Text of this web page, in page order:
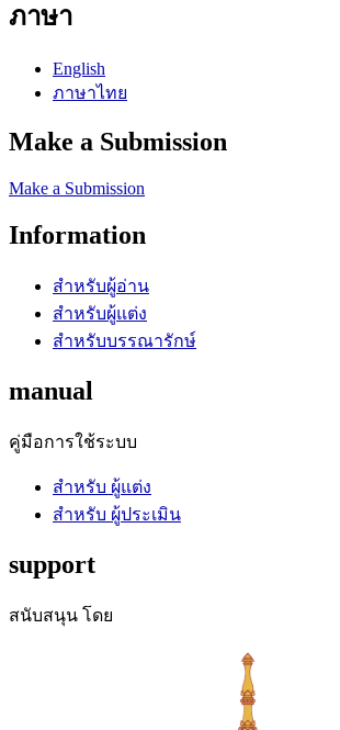
ภาษา
English
ภาษาไทย
Make a Submission
Make a Submission
Information
สำหรับผู้อ่าน
สำหรับผู้แต่ง
สำหรับบรรณารักษ์
manual
คู่มือการใช้ระบบ
สำหรับ ผู้แต่ง
สำหรับ ผู้ประเมิน
support
สนับสนุน โดย